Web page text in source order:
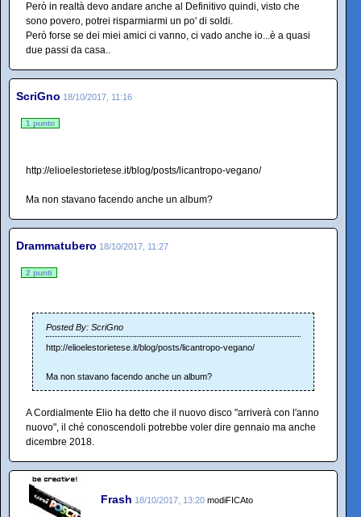
Però in realtà devo andare anche al Definitivo quindi, visto che
sono povero, potrei risparmiarmi un po' di soldi.
Però forse se dei miei amici ci vanno, ci vado anche io...è a quasi
due passi da casa..
ScriGno 18/10/2017, 11:16
1 punto
http://elioelestorietese.it/blog/posts/licantropo-vegano/
Ma non stavano facendo anche un album?
Drammatubero 18/10/2017, 11:27
2 punti
Posted By: ScriGno
http://elioelestorietese.it/blog/posts/licantropo-vegano/
Ma non stavano facendo anche un album?
A Cordialmente Elio ha detto che il nuovo disco "arriverà con l'anno
nuovo", il ché conoscendoli potrebbe voler dire gennaio ma anche
dicembre 2018.
Frash 18/10/2017, 13:20 modiFICAto